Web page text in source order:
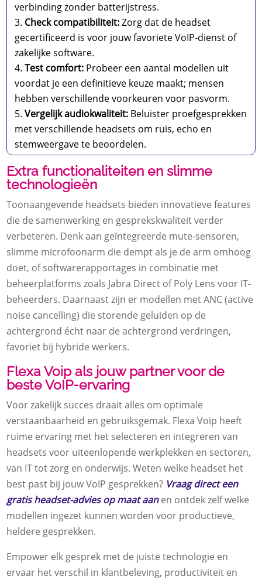
verbinding zonder batterijstress.
Check compatibiliteit:Zorg dat de headset
gecertificeerd is voor jouw favoriete VoIP-dienst of
zakelijke software.
Test comfort: Probeer een aantal modellen uit
voordat je een definitieve keuze maakt; mensen
hebben verschillende voorkeuren voor pasvorm.
Vergelijk audiokwaliteit: Beluister proefgesprekken
met verschillende headsets om ruis, echo en
stemweergave te beoordelen.
Extra functionaliteiten en slimme
technologieën
Toonaangevende headsets bieden innovatieve features
die de samenwerking en gesprekskwaliteit verder
verbeteren. Denk aan geïntegreerde mute-sensoren,
slimme microfoonarm die dempt als je de arm omhoog
doet, of softwarerapportages in combinatie met
beheerplatforms zoals Jabra Direct of Poly Lens voor IT-
beheerders. Daarnaast zijn er modellen met ANC (active
noise cancelling) die storende geluiden op de
achtergrond écht naar de achtergrond verdringen,
favoriet bij hybride werkers.
Flexa Voip als jouw partner voor de
beste VoIP-ervaring
Voor zakelijk succes draait alles om optimale
verstaanbaarheid en gebruiksgemak. Flexa Voip heeft
ruime ervaring met het selecteren en integreren van
headsets voor uiteenlopende werkplekken en sectoren,
van IT tot zorg en onderwijs. Weten welke headset het
best past bij jouw VoIP gesprekken? Vraag direct een
gratis headset-advies op maat aanen ontdek zelf welke
modellen ingezet kunnen worden voor productieve,
heldere gesprekken.
Empower elk gesprek met de juiste technologie en
ervaar het verschil in klantbeleving, productiviteit en